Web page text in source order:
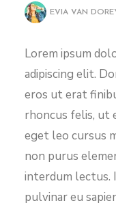
EVIA VAN
Lorem ipsum
adipiscing elit.
eros ut erat
rhoncus felis, ut
eget leo cursus
non purus
interdum lectus.
pulvinar eu